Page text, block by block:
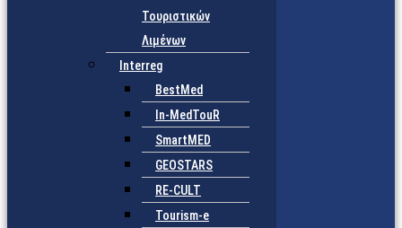
Τουριστικών
Λιμένων
Interreg
BestMed
In-MedTouR
SmartMED
GEOSTARS
RE-CULT
Tourism-e